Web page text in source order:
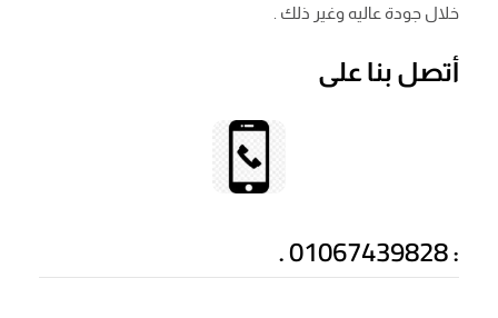
خلال جودة عاليه وغير ذلك .
أتصل بنا على
:
01067439828
.